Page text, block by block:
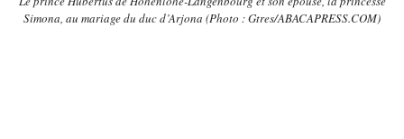
Simona, au mariage du duc d’Arjona (Photo : Gtres/ABACAPRESS.COM)